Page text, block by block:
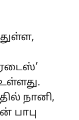
நானி,
பாபு